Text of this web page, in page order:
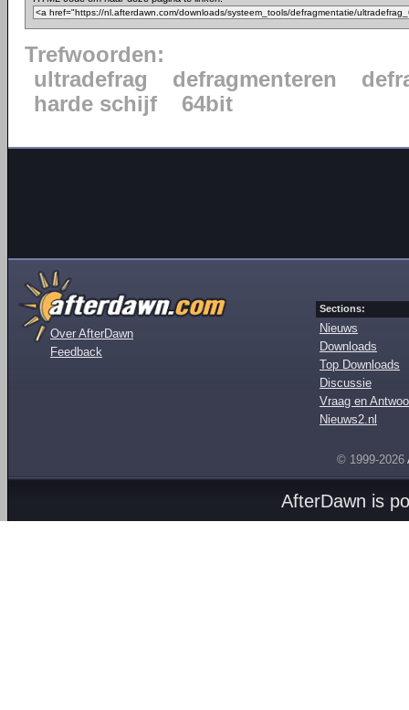
Trefwoorden:
ultradefrag
defragmenteren
harde schijf
64bit
Over AfterDawn
Feedback
Sections:
Nieuws
Downloads
Top Downloads
Discussie
Vraag en
Nieuws2.nl
© 1999-2026
AfterDawn is